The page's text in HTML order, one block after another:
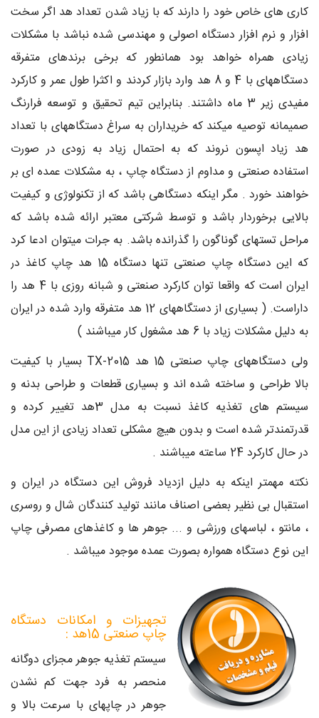
کاری های خاص خود را دارند که با زیاد شدن تعداد هد اگر سخت
افزار و نرم افزار دستگاه اصولی و مهندسی شده نباشد با مشکلات
زیادی همراه خواهد بود همانطور که برخی برندهای متفرقه
دستگاههای با 4 و 8 هد وارد بازار کردند و اکثرا طول عمر و کارکرد
مفیدی زیر 3 ماه داشتند. بنابراین تیم تحقیق و توسعه فرارنگ
صمیمانه توصیه میکند که خریداران به سراغ دستگاههای با تعداد
هد زیاد اپسون نروند که به احتمال زیاد به زودی در صورت
استفاده صنعتی و مداوم از دستگاه چاپ ، به مشکلات عمده ای بر
خواهند خورد . مگر اینکه دستگاهی باشد که از تکنولوژی و کیفیت
بالایی برخوردار باشد و توسط شرکتی معتبر ارائه شده باشد که
مراحل تستهای گوناگون را گذرانده باشد. به جرات میتوان ادعا کرد
که این دستگاه چاپ صنعتی تنها دستگاه 15 هد چاپ کاغذ در
ایران است که واقعا توان کارکرد صنعتی و شبانه روزی با 4 هد را
داراست. ( بسیاری از دستگاههای 12 هد متفرقه وارد شده در ایران
به دلیل مشکلات زیاد با 6 هد مشغول کار میباشند )
ولی دستگاههای چاپ صنعتی 15 هد TX-2015 بسیار با کیفیت
بالا طراحی و ساخته شده اند و بسیاری قطعات و طراحی بدنه و
سیستم های تغذیه کاغذ نسبت به مدل 3هد تغییر کرده و
قدرتمندتر شده است و بدون هیچ مشکلی تعداد زیادی از این مدل
در حال کارکرد 24 ساعته میباشند .
نکته مهمتر اینکه به دلیل ازدیاد فروش این دستگاه در ایران و
استقبال بی نظیر بعضی اصناف مانند تولید کنندگان شال و روسری
، مانتو ، لباسهای ورزشی و ... جوهر ها و کاغذهای مصرفی چاپ
این نوع دستگاه همواره بصورت عمده موجود میباشد .
تجهیزات و امکانات دستگاه
چاپ صنعتی 15هد :
سیستم تغذیه جوهر مجزای دوگانه
منحصر به فرد جهت کم نشدن
جوهر در چاپهای با سرعت بالا و